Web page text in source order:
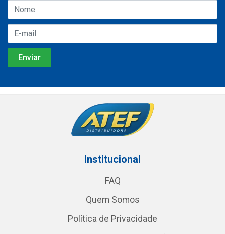
Institucional
FAQ
Quem Somos
Política de Privacidade